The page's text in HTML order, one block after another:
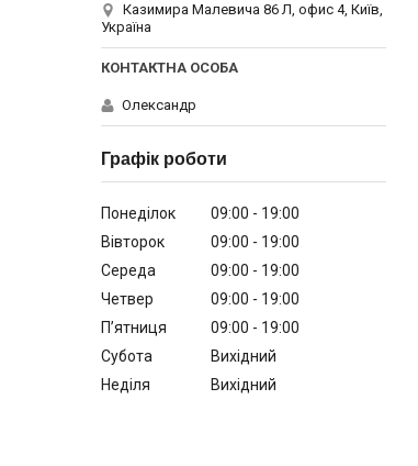
Казимира Малевича 86 Л, офис 4, Київ,
Україна
Олександр
Графік роботи
Понеділок 09:00
19:00
Вівторок
09:00
19:00
Середа
09:00
19:00
Четвер
09:00
19:00
Пʼятниця
09:00
19:00
Субота
Вихідний
Неділя
Вихідний